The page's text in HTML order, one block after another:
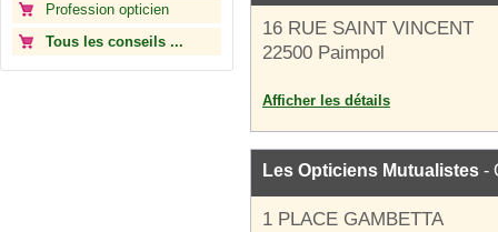
Profession opticien
Tous les conseils ...
16 RUE SAINT VINCENT
22500 Paimpol
Afficher les détails
Les Opticiens Mutualistes -
1 PLACE GAMBETTA